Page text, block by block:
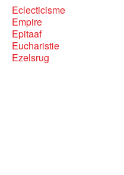
Eclecticisme
Empire
Epitaaf
Eucharistie
Ezelsrug